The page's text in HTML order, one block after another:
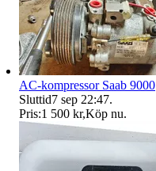
AC-kompressor Saab 9000
Sluttid7 sep 22:47.
Pris:1 500 kr,Köp nu.